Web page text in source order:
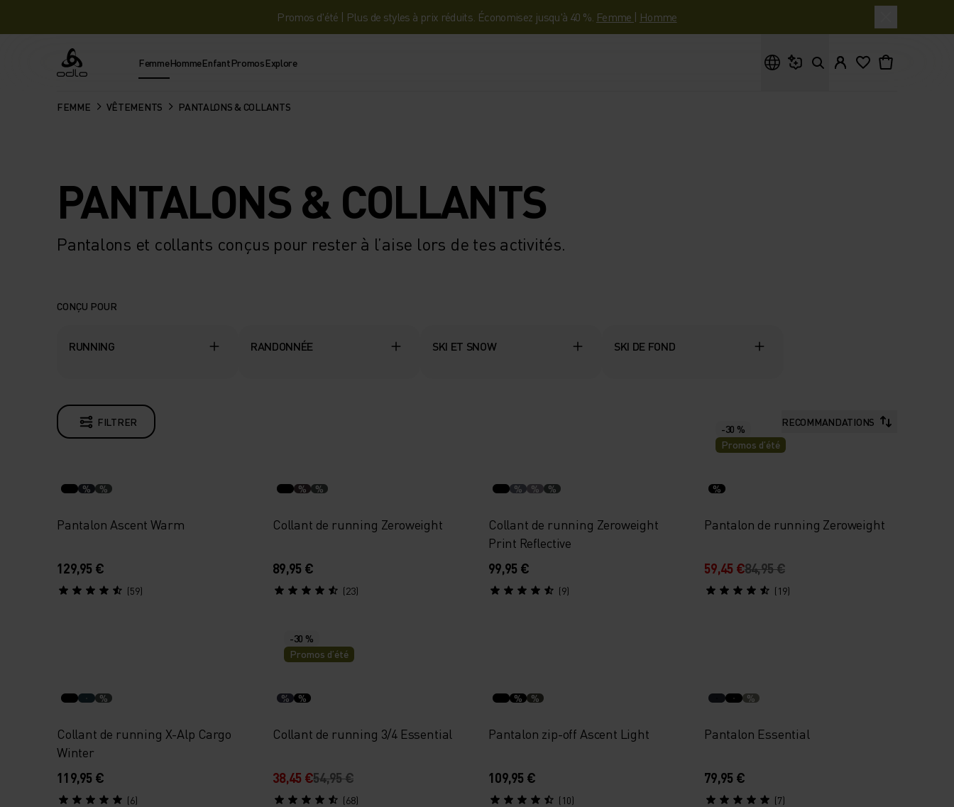
Promos d'été | Plus de styles à prix réduits. Économisez jusqu'à 40 %. Femme | Homme
Odlo FemmeHommeEnfantPromosExplore
FEMME VÊTEMENTS PANTALONS & COLLANTS
PANTALONS & COLLANTS
Pantalons et collants conçus pour rester à l’aise lors de tes activités.
CONÇU POUR
RUNNING RANDONNÉE SKI ET SNOW SKI DE FOND
FILTRER RECOMMANDATIONS
% %
Pantalon Ascent Warm
129,95 €
(59)
% %
Collant de running Zeroweight
89,95 €
(23)
% % %
Collant de running Zeroweight
Print Reflective
99,95 €
(9)
-30 %
Promos d’été
%
Pantalon de running Zeroweight
59,45 €84,95 €
(19)
%
Collant de running X-Alp Cargo
Winter
119,95 €
(6)
-30 %
Promos d’été
% %
Collant de running 3/4 Essential
38,45 €54,95 €
(68)
% %
Pantalon zip-off Ascent Light
109,95 €
(10)
%
Pantalon Essential
79,95 €
(7)